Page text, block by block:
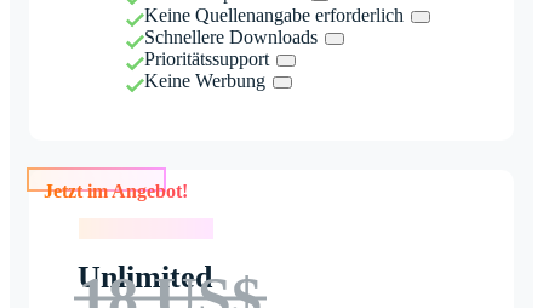
Keine Quellenangabe erforderlich
Schnellere Downloads
Prioritätssupport
Keine Werbung
Jetzt im Angebot!
Unlimited